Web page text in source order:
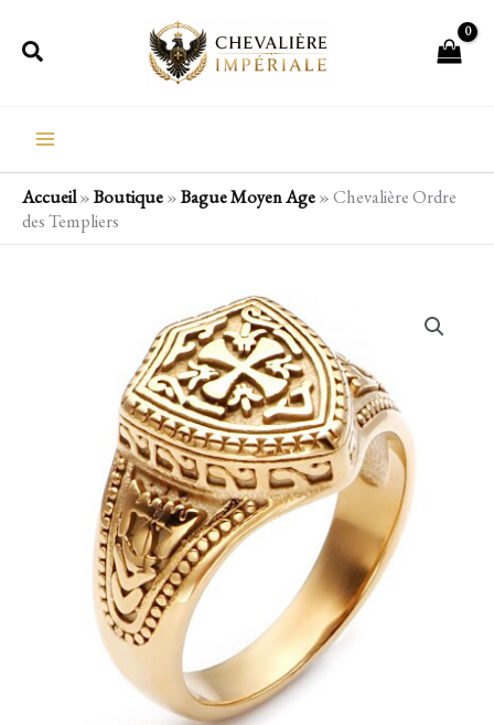
Rechercher
Accueil»Boutique»Bague Moyen Age»Chevalière Ordre
des Templiers